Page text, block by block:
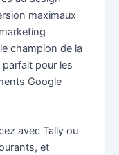
maximaux
champion de la
pour les
Google
avec Tally ou
et